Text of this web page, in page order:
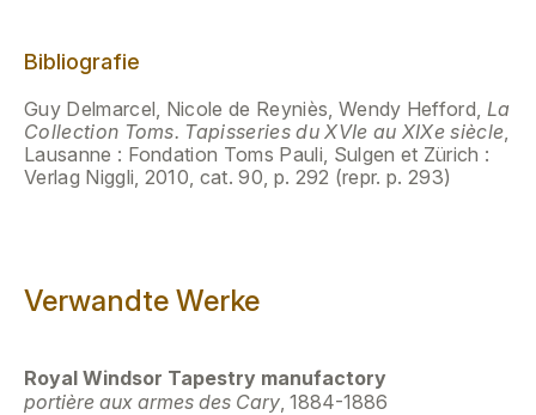
Bibliografie
Guy Delmarcel, Nicole de Reyniès, Wendy Hefford, La
Collection Toms. Tapisseries du XVIe au XIXe siècle,
Lausanne : Fondation Toms Pauli, Sulgen et Zürich :
Verlag Niggli, 2010, cat. 90, p. 292 (repr. p. 293)
Verwandte Werke
Royal Windsor Tapestry manufactory
portière aux armes des Cary, 1884-1886